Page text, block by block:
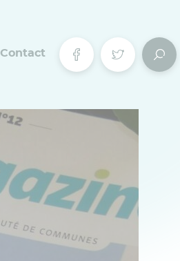
Contact